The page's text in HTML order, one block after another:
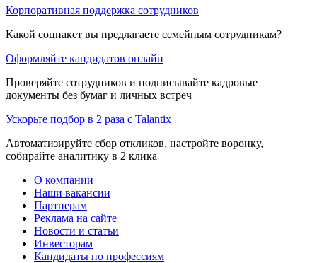
Корпоративная поддержка сотрудников
Какой соцпакет вы предлагаете семейным сотрудникам?
Оформляйте кандидатов онлайн
Проверяйте сотрудников и подписывайте кадровые
документы без бумаг и личных встреч
Ускорьте подбор в 2 раза с Talantix
Автоматизируйте сбор откликов, настройте воронку,
собирайте аналитику в 2 клика
О компании
Наши вакансии
Партнерам
Реклама на сайте
Новости и статьи
Инвесторам
Кандидаты по профессиям